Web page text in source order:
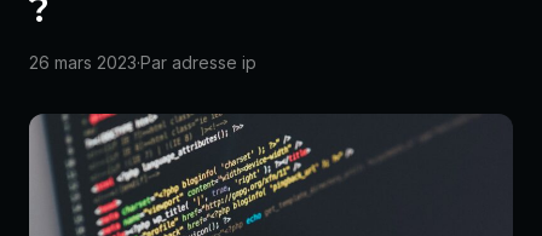
?
26 mars 2023·Par adresse ip